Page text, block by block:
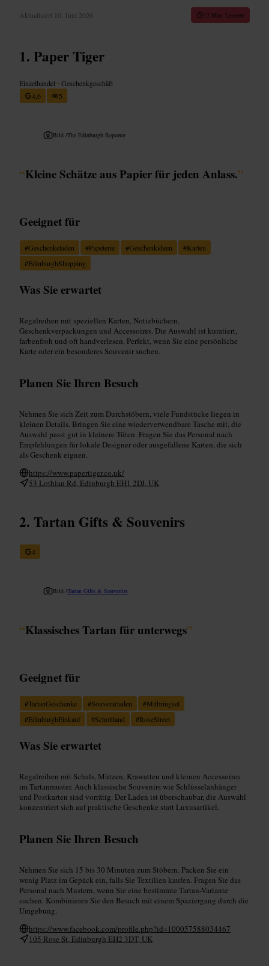
Aktualisiert 10. Juni 2026 12 Min. Lesezeit
Paper Tiger
Einzelhandel •Geschenkgeschäft
4,6
5
Bild /The Edinburgh Reporter
“Kleine Schätze aus Papier für jeden Anlass.”
Geeignet für
#Geschenkeladen #Papeterie #Geschenkideen #Karten
#EdinburghShopping
Was Sie erwartet
Regalreihen mit speziellen Karten, Notizbüchern,
Geschenkverpackungen und Accessoires. Die Auswahl ist kuratiert,
farbenfroh und oft handverlesen. Perfekt, wenn Sie eine persönliche
Karte oder ein besonderes Souvenir suchen.
Planen Sie Ihren Besuch
Nehmen Sie sich Zeit zum Durchstöbern, viele Fundstücke liegen in
kleinen Details. Bringen Sie eine wiederverwendbare Tasche mit, die
Auswahl passt gut in kleinere Tüten. Fragen Sie das Personal nach
Empfehlungen für lokale Designer oder ausgefallene Karten, die sich
als Geschenk eignen.
https://www.papertiger.co.uk/
53 Lothian Rd, Edinburgh EH1 2DJ, UK
Tartan Gifts & Souvenirs
4
Bild /Tartan Gifts & Souvenirs
“Klassisches Tartan für unterwegs”
Geeignet für
#TartanGeschenke #Souvenirladen #Mitbringsel
#EdinburghEinkauf #Schottland #RoseStreet
Was Sie erwartet
Regalreihen mit Schals, Mützen, Krawatten und kleinen Accessoires
im Tartanmuster. Auch klassische Souvenirs wie Schlüsselanhänger
und Postkarten sind vorrätig. Der Laden ist überschaubar, die Auswahl
konzentriert sich auf praktische Geschenke statt Luxusartikel.
Planen Sie Ihren Besuch
Nehmen Sie sich 15 bis 30 Minuten zum Stöbern. Packen Sie ein
wenig Platz im Gepäck ein, falls Sie Textilien kaufen. Fragen Sie das
Personal nach Mustern, wenn Sie eine bestimmte Tartan-Variante
suchen. Kombinieren Sie den Besuch mit einem Spaziergang durch die
Umgebung.
https://www.facebook.com/profile.php?id=100057588034467
105 Rose St, Edinburgh EH2 3DT, UK